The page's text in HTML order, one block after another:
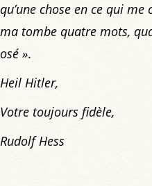
qu’une chose en ce qui me
ma tombe quatre mots,
osé ».
Heil Hitler,
Votre toujours fidèle,
Rudolf Hess